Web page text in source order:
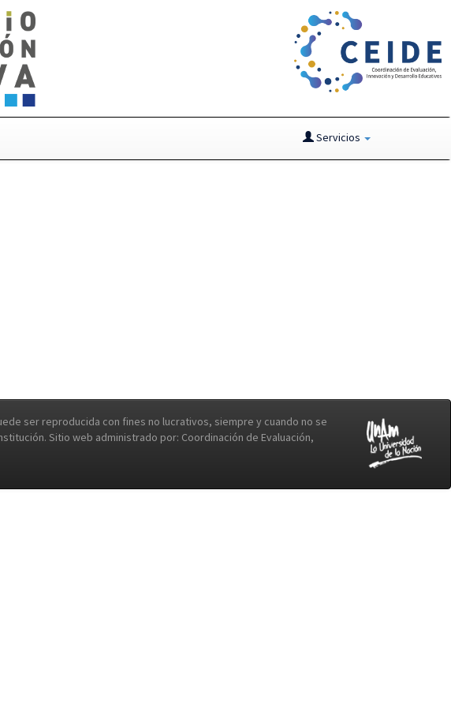
Servicios
ser reproducida con fines no lucrativos, siempre y cuando no se
Sitio web administrado por: Coordinación de Evaluación,